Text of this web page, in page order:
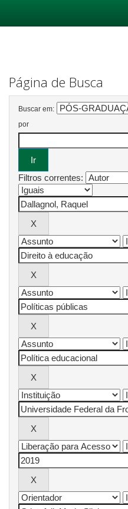
Página de Busca
Buscar em:
por
Filtros correntes: